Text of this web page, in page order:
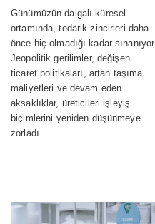
tedarik zincirlerini
güçlendirmek
Günümüzün dalgalı küresel
ortamında, tedarik zincirleri daha
önce hiç olmadığı kadar sınanıyor.
Jeopolitik gerilimler, değişen
ticaret politikaları, artan taşıma
maliyetleri ve devam eden
aksaklıklar, üreticileri işleyiş
biçimlerini yeniden düşünmeye
zorladı.…